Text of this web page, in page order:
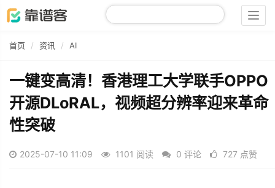
首页 资讯 AI
一键变高清！香港理工大学联手OPPO
开源DLoRAL，视频超分辨率迎来革命
性突破
2025-07-10 11:09 1101 阅读 0 评论 727 点赞